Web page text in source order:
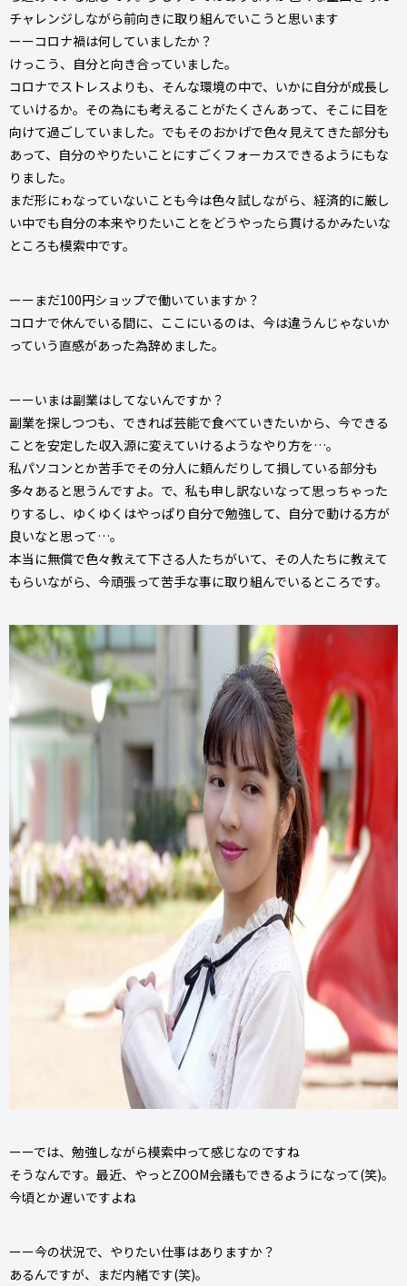
チャレンジしながら前向きに取り組んでいこうと思います
ーーコロナ禍は何していましたか？
けっこう、自分と向き合っていました。
コロナでストレスよりも、そんな環境の中で、いかに自分が成長し
ていけるか。その為にも考えることがたくさんあって、そこに目を
向けて過ごしていました。でもそのおかげで色々見えてきた部分も
あって、自分のやりたいことにすごくフォーカスできるようにもな
りました。
まだ形にゎなっていないことも今は色々試しながら、経済的に厳し
い中でも自分の本来やりたいことをどうやったら貫けるかみたいな
ところも模索中です。
ーーまだ100円ショップで働いていますか？
コロナで休んでいる間に、ここにいるのは、今は違うんじゃないか
っていう直感があった為辞めました。
ーーいまは副業はしてないんですか？
副業を探しつつも、できれば芸能で食べていきたいから、今できる
ことを安定した収入源に変えていけるようなやり方を…。
私パソコンとか苦手でその分人に頼んだりして損している部分も
多々あると思うんですよ。で、私も申し訳ないなって思っちゃった
りするし、ゆくゆくはやっぱり自分で勉強して、自分で動ける方が
良いなと思って…。
本当に無償で色々教えて下さる人たちがいて、その人たちに教えて
もらいながら、今頑張って苦手な事に取り組んでいるところです。
ーーでは、勉強しながら模索中って感じなのですね
そうなんです。最近、やっとZOOM会議もできるようになって(笑)。
今頃とか遅いですよね
ーー今の状況で、やりたい仕事はありますか？
あるんですが、まだ内緒です(笑)。